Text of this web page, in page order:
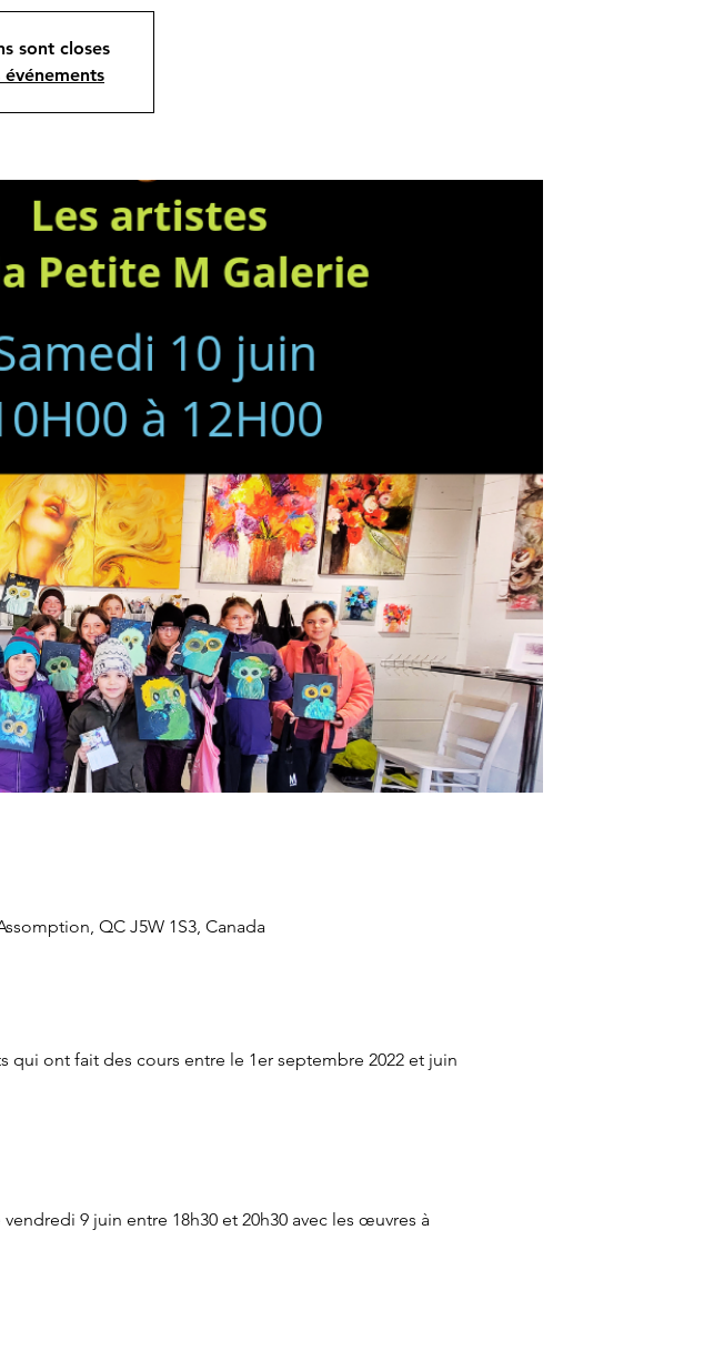
sont closes
QC J5W 1S3, Canada
qui ont fait des cours entre le 1er septembre 2022 et juin
9 juin entre 18h30 et 20h30 avec les œuvres à